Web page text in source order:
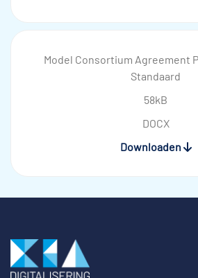
Model Consortium Agreement
Standaard
58kB
DOCX
Downloaden